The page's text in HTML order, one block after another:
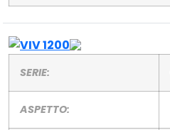
SERIE:
ASPETTO: